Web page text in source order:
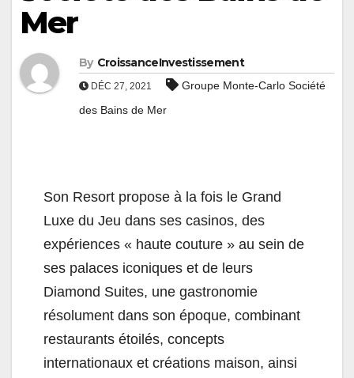
Mer
By CroissanceInvestissement
DÉC 27, 2021
Groupe Monte-Carlo Société
des Bains de Mer
Son Resort propose à la fois le Grand
Luxe du Jeu dans ses casinos, des
expériences « haute couture » au sein de
ses palaces iconiques et de leurs
Diamond Suites, une gastronomie
résolument dans son époque, combinant
restaurants étoilés, concepts
internationaux et créations maison, ainsi